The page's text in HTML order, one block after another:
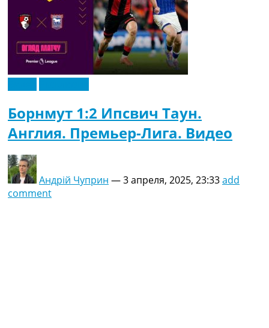
Борнмут 1:2 Ипсвич Таун.
Англия. Премьер-Лига. Видео
Андрій Чуприн —3 апреля, 2025, 23:33add
comment